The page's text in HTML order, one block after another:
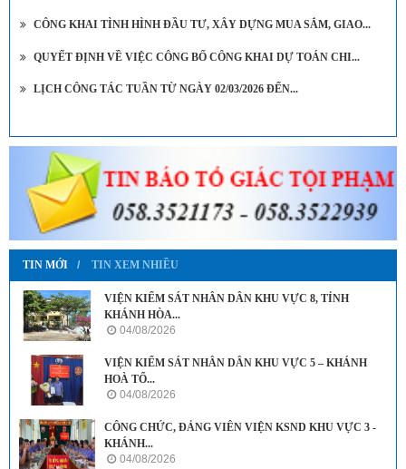
CÔNG KHAI TÌNH HÌNH ĐẦU TƯ, XÂY DỰNG MUA SẮM, GIAO...
QUYẾT ĐỊNH VỀ VIỆC CÔNG BỐ CÔNG KHAI DỰ TOÁN CHI...
LỊCH CÔNG TÁC TUẦN TỪ NGÀY 02/03/2026 ĐẾN...
TIN MỚI TIN XEM NHIỀU
VIỆN KIỂM SÁT NHÂN DÂN KHU VỰC 8, TỈNH
KHÁNH HÒA...
04/08/2026
VIỆN KIỂM SÁT NHÂN DÂN KHU VỰC 5 – KHÁNH
HOÀ TỔ...
04/08/2026
CÔNG CHỨC, ĐẢNG VIÊN VIỆN KSND KHU VỰC 3 -
KHÁNH...
04/08/2026